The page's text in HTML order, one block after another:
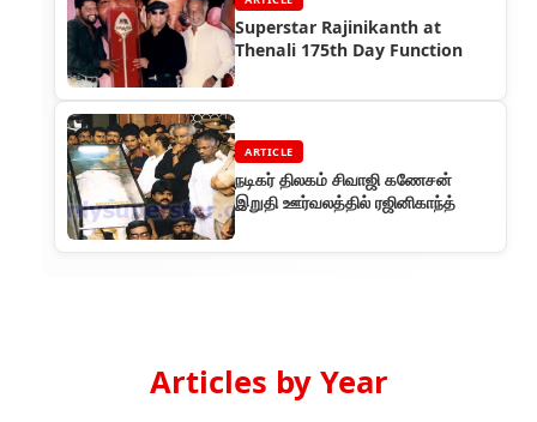
Superstar Rajinikanth at
Thenali 175th Day Function
ARTICLE
நடிகர் திலகம் சிவாஜி கணேசன்
இறுதி ஊர்வலத்தில் ரஜினிகாந்த்
Articles by Year